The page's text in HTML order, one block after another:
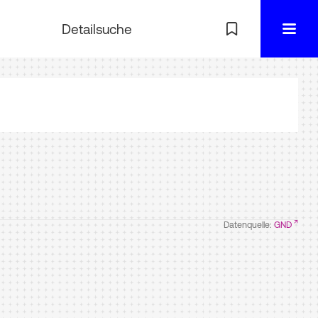
Detailsuche
Datenquelle: GND